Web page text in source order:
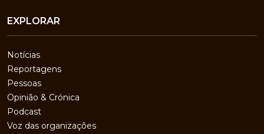
EXPLORAR
Notícias
Reportagens
Pessoas
Opinião & Crónica
Podcast
Voz das organizações